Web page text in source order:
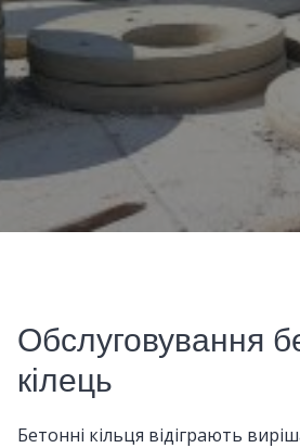
Обслуговування
кілець
Бетонні кільця відіграють